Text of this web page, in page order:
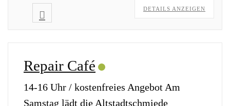
DETAILS ANZEIGEN
Repair Café
14-16 Uhr / kostenfreies Angebot Am
Samstag lädt die Altstadtschmiede